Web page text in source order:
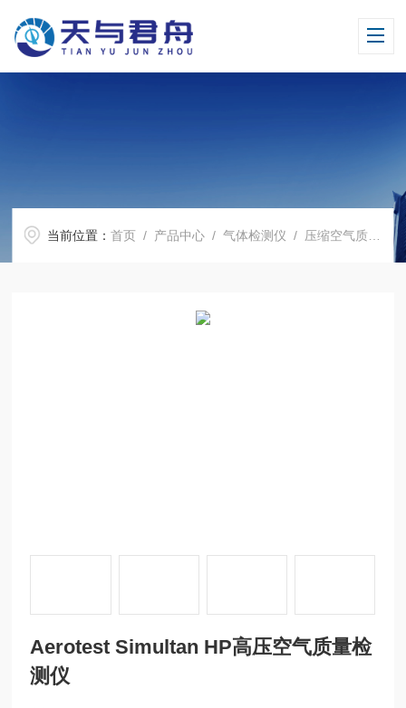
当前位置：首页 / 产品中心 /气体检测仪 / 压缩空气质量检测仪
Aerotest Simultan HP高压空气质量检
测仪